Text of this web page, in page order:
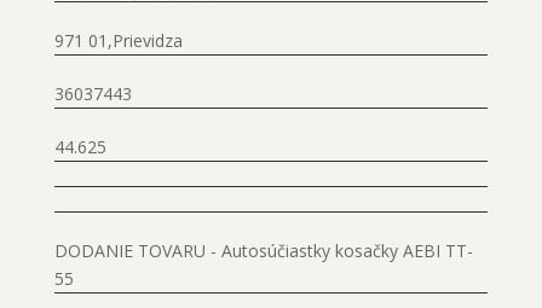
971 01,Prievidza
36037443
44.625
DODANIE TOVARU - Autosúčiastky kosačky AEBI TT-
55